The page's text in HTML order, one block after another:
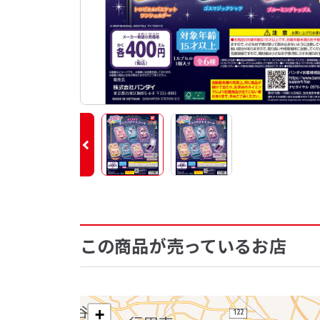
この商品が売っているお店
+